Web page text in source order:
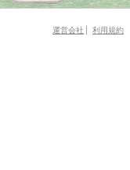
運営会社 利用規約